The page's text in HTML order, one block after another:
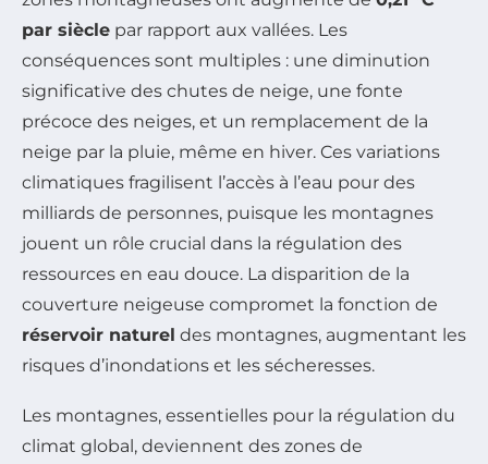
par siècle par rapport aux vallées. Les
conséquences sont multiples : une diminution
significative des chutes de neige, une fonte
précoce des neiges, et un remplacement de la
neige par la pluie, même en hiver. Ces variations
climatiques fragilisent l’accès à l’eau pour des
milliards de personnes, puisque les montagnes
jouent un rôle crucial dans la régulation des
ressources en eau douce. La disparition de la
couverture neigeuse compromet la fonction de
réservoir naturel des montagnes, augmentant les
risques d’inondations et les sécheresses.
Les montagnes, essentielles pour la régulation du
climat global, deviennent des zones de